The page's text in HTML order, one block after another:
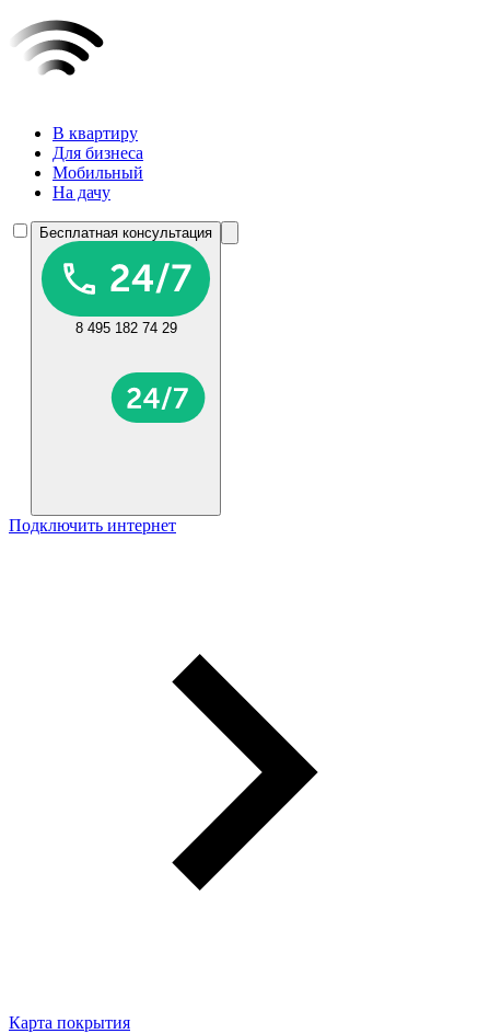
В квартиру
Для бизнеса
Мобильный
На дачу
Бесплатная консультация
8 495 182 74 29
Подключить интернет
Карта покрытия